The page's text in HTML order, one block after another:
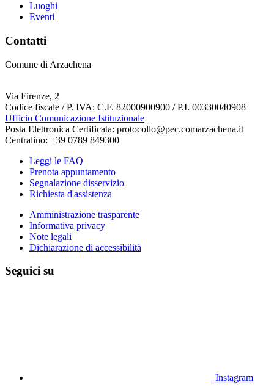
Luoghi
Eventi
Contatti
Comune di Arzachena
Via Firenze, 2
Codice fiscale / P. IVA: C.F. 82000900900 / P.I. 00330040908
Ufficio Comunicazione Istituzionale
Posta Elettronica Certificata: protocollo@pec.comarzachena.it
Centralino: +39 0789 849300
Leggi le FAQ
Prenota appuntamento
Segnalazione disservizio
Richiesta d'assistenza
Amministrazione trasparente
Informativa privacy
Note legali
Dichiarazione di accessibilità
Seguici su
Instagram